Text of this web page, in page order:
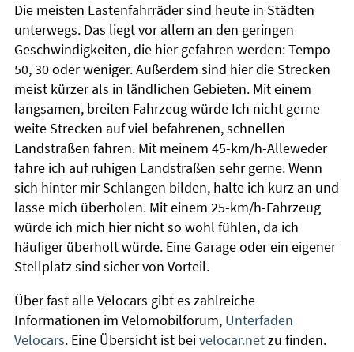
Die meisten Lastenfahrräder sind heute in Städten
unterwegs. Das liegt vor allem an den geringen
Geschwindigkeiten, die hier gefahren werden: Tempo
50, 30 oder weniger. Außerdem sind hier die Strecken
meist kürzer als in ländlichen Gebieten. Mit einem
langsamen, breiten Fahrzeug würde Ich nicht gerne
weite Strecken auf viel befahrenen, schnellen
Landstraßen fahren. Mit meinem 45-km/h-Alleweder
fahre ich auf ruhigen Landstraßen sehr gerne. Wenn
sich hinter mir Schlangen bilden, halte ich kurz an und
lasse mich überholen. Mit einem 25-km/h-Fahrzeug
würde ich mich hier nicht so wohl fühlen, da ich
häufiger überholt würde. Eine Garage oder ein eigener
Stellplatz sind sicher von Vorteil.
Über fast alle Velocars gibt es zahlreiche
Informationen im Velomobilforum, Unterfaden
Velocars. Eine Übersicht ist beivelocar.netzu finden.